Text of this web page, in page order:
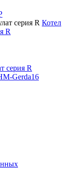
Котел
R
серия R
Gerda16